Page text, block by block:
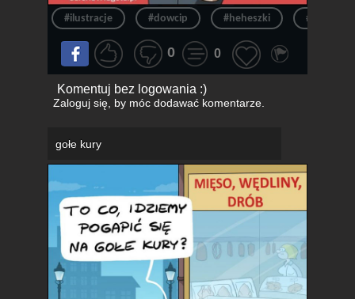
#ilustracje #dowcip #heheszki
0 0
Komentuj bez logowania :)
Zaloguj się, by móc dodawać komentarze.
gołe kury